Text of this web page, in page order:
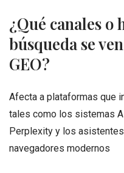
¿Qué canales o
búsqueda se
GEO?
Afecta a plataformas que
tales como los sistemas
Perplexity y los
navegadores modernos